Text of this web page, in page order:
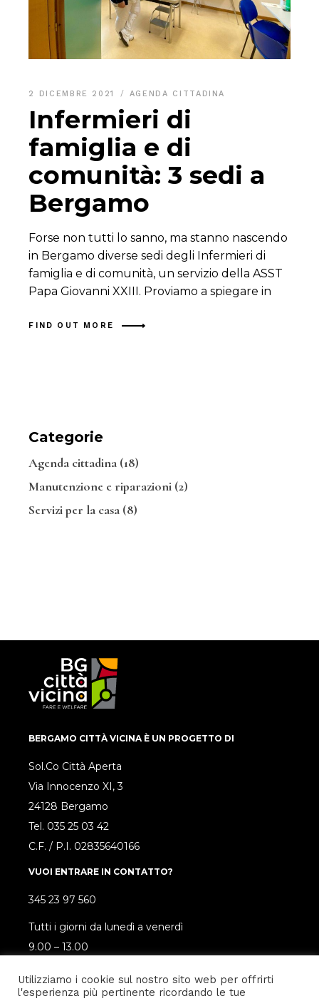
2 DICEMBRE 2021 AGENDA CITTADINA
Infermieri di
famiglia e di
comunità: 3 sedi a
Bergamo
Forse non tutti lo sanno, ma stanno nascendo
in Bergamo diverse sedi degli Infermieri di
famiglia e di comunità, un servizio della ASST
Papa Giovanni XXIII. Proviamo a spiegare in
FIND OUT MORE
Categorie
Agenda cittadina (18)
Manutenzione e riparazioni (2)
Servizi per la casa (8)
BERGAMO CITTÀ VICINA È UN PROGETTO DI
Sol.Co Città Aperta
Via Innocenzo XI, 3
24128 Bergamo
Tel. 035 25 03 42
C.F. / P.I. 02835640166
VUOI ENTRARE IN CONTATTO?
345 23 97 560
Tutti i giorni da lunedì a venerdì
9.00 – 13.00
Utilizziamo i cookie sul nostro sito web per offrirti
l'esperienza più pertinente ricordando le tue